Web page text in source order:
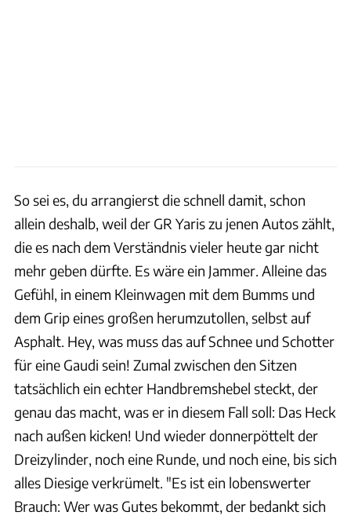
So sei es, du arrangierst die schnell damit, schon
allein deshalb, weil der GR Yaris zu jenen Autos zählt,
die es nach dem Verständnis vieler heute gar nicht
mehr geben dürfte. Es wäre ein Jammer. Alleine das
Gefühl, in einem Kleinwagen mit dem Bumms und
dem Grip eines großen herumzutollen, selbst auf
Asphalt. Hey, was muss das auf Schnee und Schotter
für eine Gaudi sein! Zumal zwischen den Sitzen
tatsächlich ein echter Handbremshebel steckt, der
genau das macht, was er in diesem Fall soll: Das Heck
nach außen kicken! Und wieder donnerpöttelt der
Dreizylinder, noch eine Runde, und noch eine, bis sich
alles Diesige verkrümelt. "Es ist ein lobenswerter
Brauch: Wer was Gutes bekommt, der bedankt sich